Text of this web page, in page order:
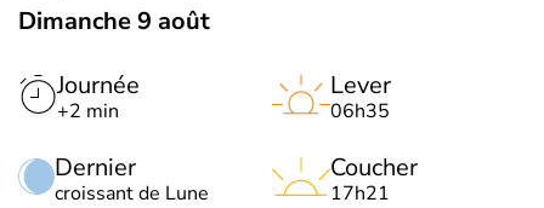
Dimanche 9 août
Journée
+2 min
Dernier
croissant de Lune
Lever
06h35
Coucher
17h21